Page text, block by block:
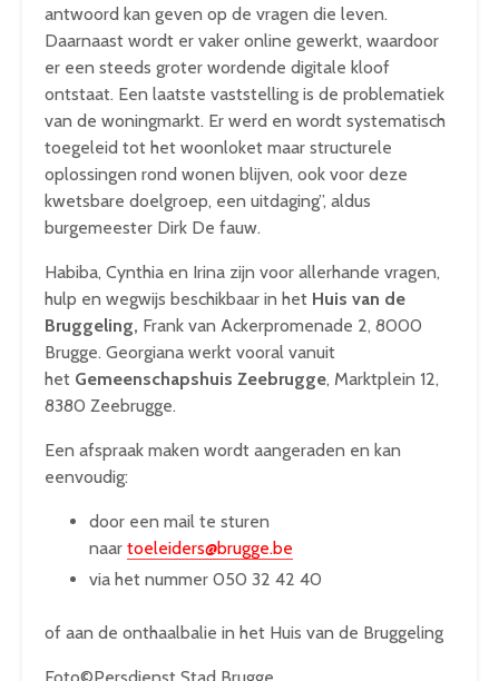
antwoord kan geven op de vragen die leven.
Daarnaast wordt er vaker online gewerkt, waardoor
er een steeds groter wordende digitale kloof
ontstaat. Een laatste vaststelling is de problematiek
van de woningmarkt. Er werd en wordt systematisch
toegeleid tot het woonloket maar structurele
oplossingen rond wonen blijven, ook voor deze
kwetsbare doelgroep, een uitdaging”, aldus
burgemeester Dirk De fauw.
Habiba, Cynthia en Irina zijn voor allerhande vragen,
hulp en wegwijs beschikbaar in het Huis van de
Bruggeling, Frank van Ackerpromenade 2, 8000
Brugge. Georgiana werkt vooral vanuit
het Gemeenschapshuis Zeebrugge, Marktplein 12,
8380 Zeebrugge.
Een afspraak maken wordt aangeraden en kan
eenvoudig:
door een mail te sturen
naar toeleiders@brugge.be
via het nummer 050 32 42 40
of aan de onthaalbalie in het Huis van de Bruggeling